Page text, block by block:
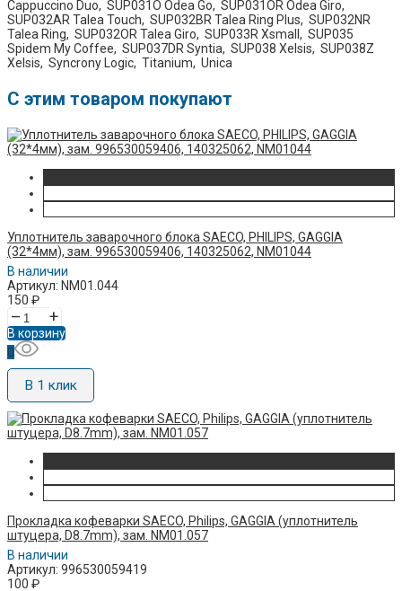
Cappuccino Duo, ​ SUP031O Odea Go, ​ SUP031OR Odea Giro, ​
SUP032AR Talea Touch, ​ SUP032BR Talea Ring Plus, ​ SUP032NR
Talea Ring, ​ SUP032OR Talea Giro, ​ SUP033R Xsmall, ​ SUP035
Spidem My Coffee, ​ SUP037DR Syntia, ​ SUP038 Xelsis, ​ SUP038Z
Xelsis, ​ Syncrony Logic, ​ Titanium, ​ Unica
C этим товаром покупают
Уплотнитель заварочного блока SAECO, PHILIPS, GAGGIA
(32*4мм), зам. 996530059406, 140325062, NM01044
В наличии
Артикул: NM01.044
150 ₽
– +
В корзину
В 1 клик
Прокладка кофеварки SAECO, Philips, GAGGIA (уплотнитель
штуцера, D8.7mm), зам. NM01.057
В наличии
Артикул: 996530059419
100 ₽